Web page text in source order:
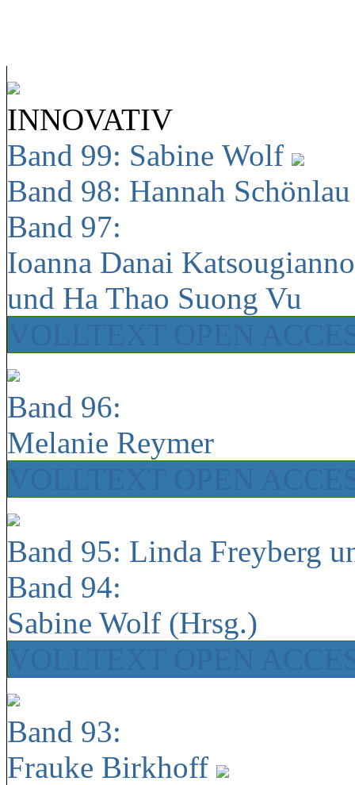
INNOVATIV
Band 99: Sabine Wolf
Band 98: Hannah
Band 97:
Ioanna Danai
und Ha Thao Suong Vu
Band 96:
Melanie Reymer
Band 95: Linda Freyberg
Band 94:
Sabine Wolf (Hrsg.)
Band 93:
Frauke Birkhoff